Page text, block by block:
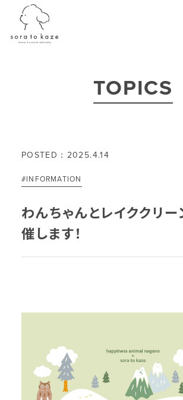
TOPICS
POSTED：2025.4.14
#INFORMATION
わんちゃんとレイククリ
催します！